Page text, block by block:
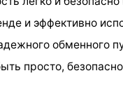
и эффективно
обменного
просто,